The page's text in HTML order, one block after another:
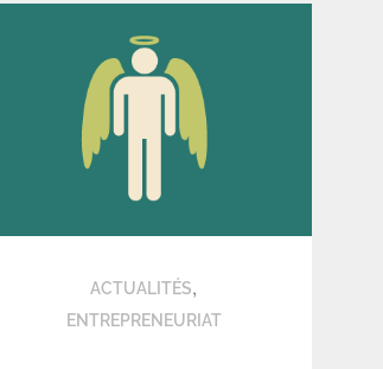
ACTUALITÉS,
ENTREPRENEURIAT